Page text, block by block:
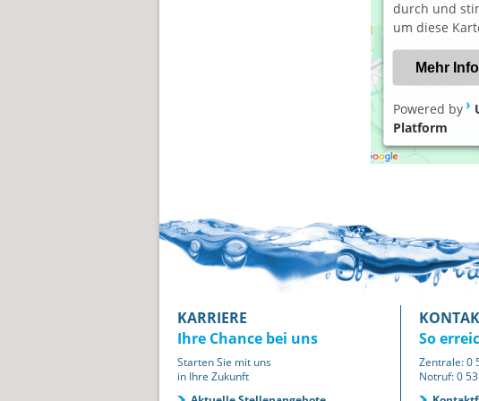
durch und
um diese
Mehr
Powered by
Platform
KARRIERE
Ihre Chance bei uns
Starten Sie mit uns
in Ihre Zukunft
So
Zentrale: 0
Notruf: 0